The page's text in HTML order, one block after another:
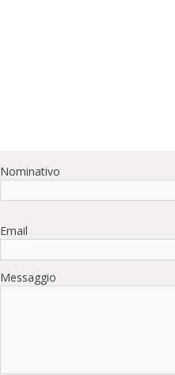
Nominativo
Email
Messaggio